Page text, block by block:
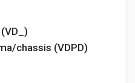
chassis (VDPD)